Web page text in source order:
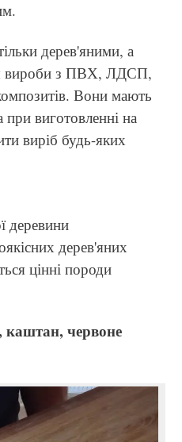
дерев'яними, а
вироби з ПВХ, ЛДСП,
Вони мають
при виготовленні на
виріб будь-яких
деревини
дерев'яних
цінні породи
каштан, червоне